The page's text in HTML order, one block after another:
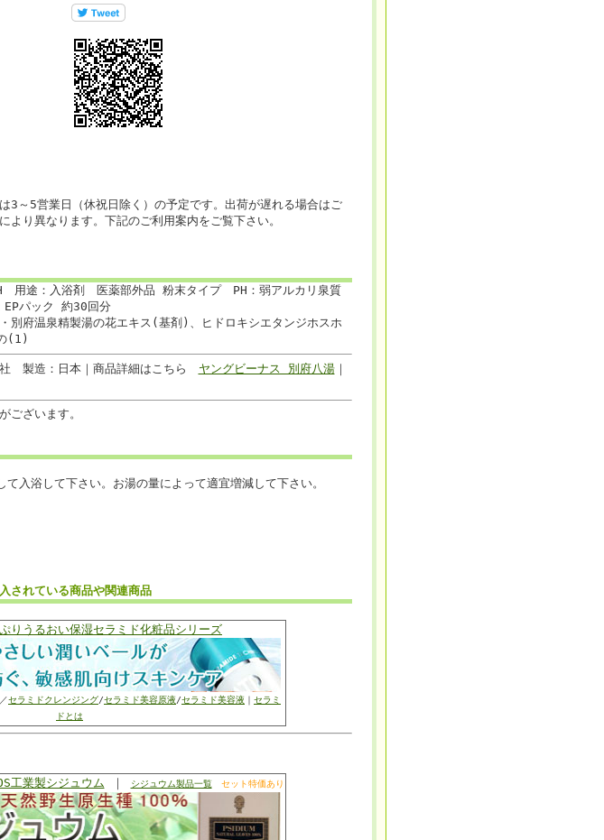
3～5営業日（休祝日除く）の予定です。出荷が遅れる場合はご
より異なります。下記のご利用案内をご覧下さい。
途：入浴剤 医薬部外品 粉末タイプ PH：弱アルカリ泉質
パック 約30回分
別府温泉精製湯の花エキス(基剤)、ヒドロキシエタンジホスホ
の(1)
製造：日本｜商品詳細はこちら ヤングビーナス 別府八湯｜
ございます。
入浴して下さい。お湯の量によって適宜増減して下さい。
されている商品や関連商品
りうるおい保湿セラミド化粧品シリーズ
／セラミドクレンジング/セラミド美容原液/セラミド美容液
セラミ
ドとは
工業製シジュウム ｜ シジュウム製品一覧 セット特価あり